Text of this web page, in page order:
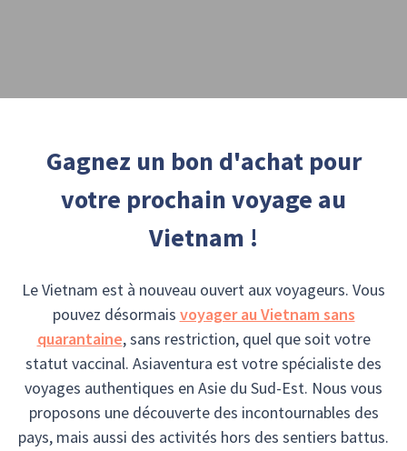
Gagnez un bon d'achat pour
votre prochain voyage au
Vietnam !
Le Vietnam est à nouveau ouvert aux voyageurs. Vous
pouvez désormais voyager au Vietnam sans
quarantaine, sans restriction, quel que soit votre
statut vaccinal. Asiaventura est votre spécialiste des
voyages authentiques en Asie du Sud-Est. Nous vous
proposons une découverte des incontournables des
pays, mais aussi des activités hors des sentiers battus.